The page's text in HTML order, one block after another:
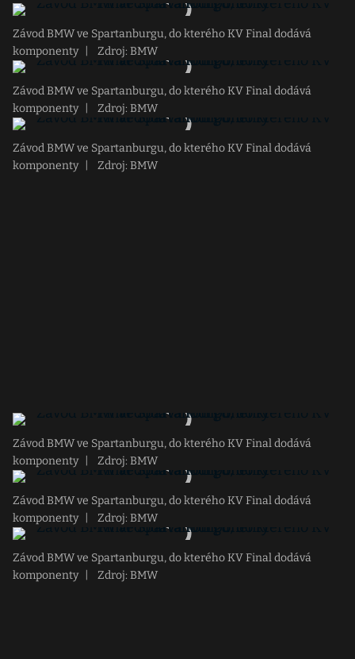
Závod BMW ve Spartanburgu, do kterého KV Final dodává
komponenty
Zdroj: BMW
Závod BMW ve Spartanburgu, do kterého KV Final dodává
komponenty
Zdroj: BMW
Závod BMW ve Spartanburgu, do kterého KV Final dodává
komponenty
Zdroj: BMW
Závod BMW ve Spartanburgu, do kterého KV Final dodává
komponenty
Zdroj: BMW
Závod BMW ve Spartanburgu, do kterého KV Final dodává
komponenty
Zdroj: BMW
Závod BMW ve Spartanburgu, do kterého KV Final dodává
komponenty
Zdroj: BMW